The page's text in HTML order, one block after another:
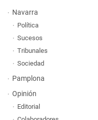
Navarra
Política
Sucesos
Tribunales
Sociedad
Pamplona
Opinión
Editorial